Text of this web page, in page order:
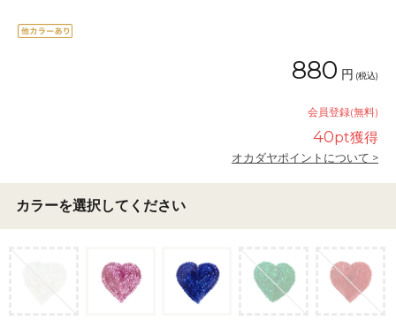
880 円 (税込)
会員登録(無料)
40pt獲得
オカダヤポイントについて >
カラーを選択してください